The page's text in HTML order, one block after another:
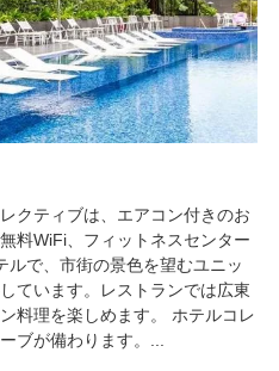
クティブは、エアコン付きのお
料WiFi、フィットネスセンター
ルで、市街の景色を望むユニッ
ています。レストランでは広東
料理を楽しめます。 ホテルコレ
ブが備わります。...